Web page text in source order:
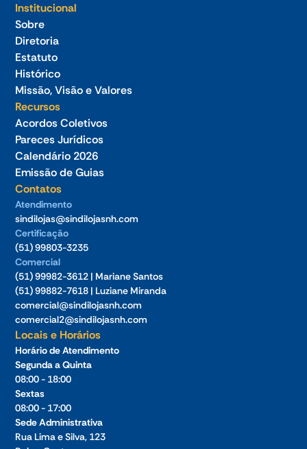
Institucional
Sobre
Diretoria
Estatuto
Histórico
Missão, Visão e Valores
Recursos
Acordos Coletivos
Pareces Jurídicos
Calendário 2026
Emissão de Guias
Contatos
Atendimento
sindilojas@sindilojasnh.com
Certificação
(51) 99803-3235
Comercial
(51) 99982-3612 | Mariane Santos
(51) 99882-7618 | Luziane Miranda
comercial@sindilojasnh.com
comercial2@sindilojasnh.com
Locais e Horários
Horário de Atendimento
Segunda a Quinta
08:00 - 18:00
Sextas
08:00 - 17:00
Sede Administrativa
Rua Lima e Silva, 123